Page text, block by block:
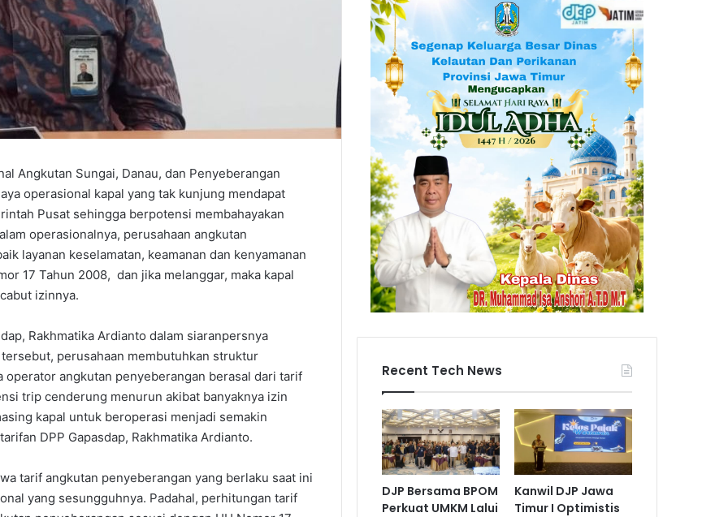
Angkutan Sungai, Danau, dan Penyeberangan
operasional kapal yang tak kunjung mendapat
Pusat sehingga berpotensi membahayakan
operasionalnya, perusahaan angkutan
layanan keselamatan, keamanan dan kenyamanan
17 Tahun 2008, dan jika melanggar, maka kapal
izinnya.
Rakhmatika Ardianto dalam siaranpersnya
perusahaan membutuhkan struktur
operator angkutan penyeberangan berasal dari tarif
trip cenderung menurun akibat banyaknya izin
kapal untuk beroperasi menjadi semakin
DPP Gapasdap, Rakhmatika Ardianto.
tarif angkutan penyeberangan yang berlaku saat ini
yang sesungguhnya. Padahal, perhitungan tarif
Recent Tech News
DJP Bersama BPOM
Perkuat UMKM Lalui
Kanwil DJP Jawa
Timur I Optimistis